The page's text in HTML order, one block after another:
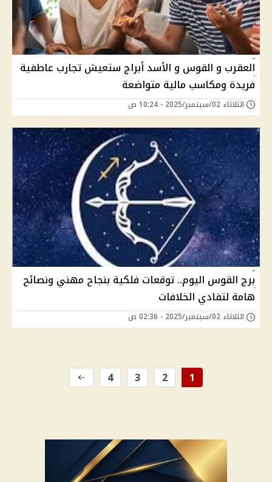
العقرب و القوس و الأسد أبراج ستعيش تجارب عاطفية
فريدة ومكاسب مالية متواضعة
الثلاثاء 02/سبتمبر/2025 - 10:24 ص
برج القوس اليوم.. توقعات فلكية بنجاح مهني ونصائح
هامة لتفادي الخلافات
الثلاثاء 02/سبتمبر/2025 - 02:36 ص
1
2
3
4